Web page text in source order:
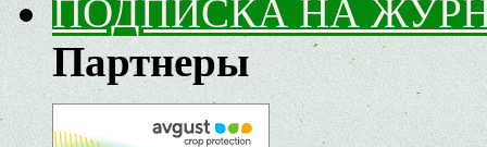
ПОДПИСКА НА
Партнеры